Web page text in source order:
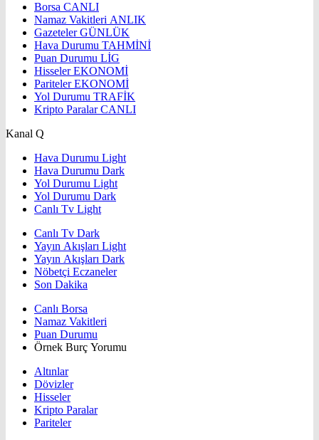
Borsa CANLI
Namaz Vakitleri ANLIK
GazetelerGÜNLÜK
Hava Durumu TAHMİNİ
Puan Durumu LİG
HisselerEKONOMİ
ParitelerEKONOMİ
Yol Durumu TRAFİK
Kripto ParalarCANLI
Kanal Q
Hava Durumu Light
Hava Durumu Dark
Yol Durumu Light
Yol Durumu Dark
Canlı Tv Light
Canlı Tv Dark
Yayın Akışları Light
Yayın Akışları Dark
Nöbetçi Eczaneler
Son Dakika
Canlı Borsa
Namaz Vakitleri
Puan Durumu
Örnek Burç Yorumu
Altınlar
Dövizler
Hisseler
Kripto Paralar
Pariteler